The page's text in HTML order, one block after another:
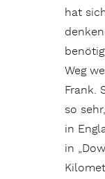
hat
Weg
Frank.
so
in
in